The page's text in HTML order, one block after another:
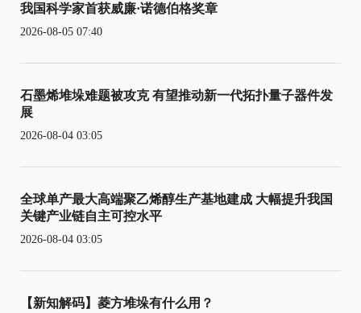
我国科学家首获威廉·诺德伯格奖章
2026-08-05 07:40
石墨烯堆垛难题被攻克 有望推动新一代拓扑量子器件发
展
2026-08-04 03:05
全球单产最大高端聚乙烯醇生产基地建成 大幅提升我国
关键产业链自主可控水平
2026-08-04 03:05
【新知解码】菱方堆垛有什么用？